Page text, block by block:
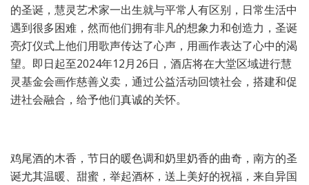
的圣诞，慧灵艺术家一出生就与平常人有区别，日常生活中
遇到很多困难，然而他们拥有非凡的想象力和创造力，圣诞
亮灯仪式上他们用歌声传达了心声，用画作表达了心中的渴
望。即日起至2024年12月26日，酒店将在大堂区域进行慧
灵基金会画作慈善义卖，通过公益活动回馈社会，搭建和促
进社会融合，给予他们真诚的关怀。
鸡尾酒的木香，节日的暖色调和奶里奶香的曲奇，南方的圣
诞尤其温暖、甜蜜，举起酒杯，送上美好的祝福，来自异国